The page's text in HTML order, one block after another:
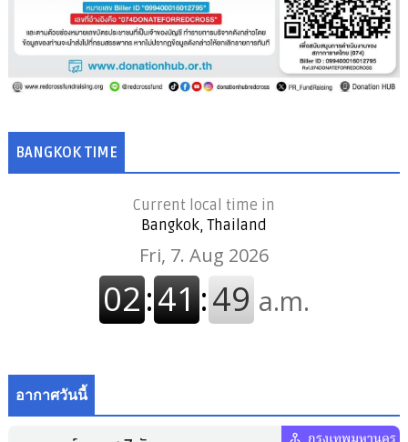
BANGKOK TIME
Current local time in
Bangkok, Thailand
อากาศวันนี้